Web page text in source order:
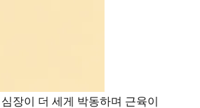
장이 더 세게 박동하며 근육이